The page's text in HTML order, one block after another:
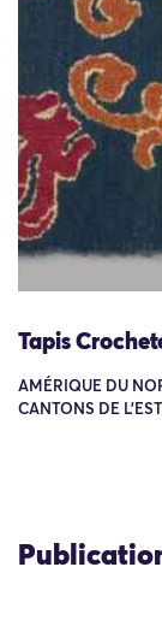
Tapis
AMÉRIQUE DU
CANTONS DE L'EST